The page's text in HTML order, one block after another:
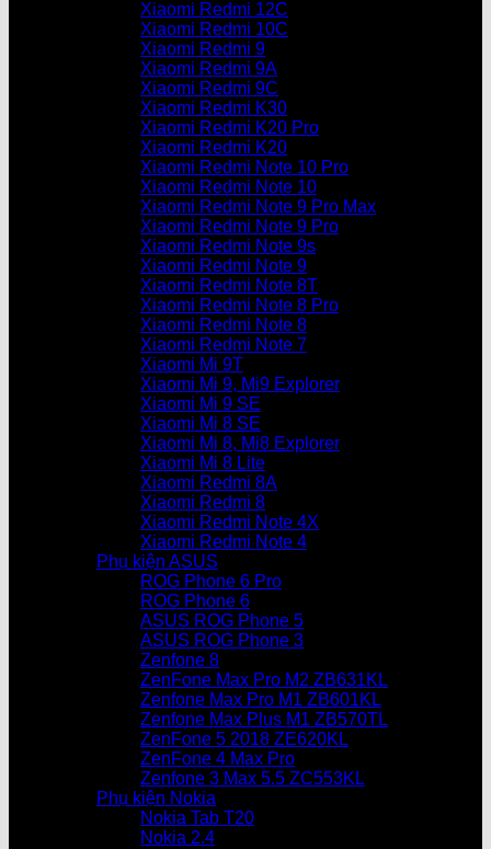
Xiaomi Redmi 12C
Xiaomi Redmi 10C
Xiaomi Redmi 9
Xiaomi Redmi 9A
Xiaomi Redmi 9C
Xiaomi Redmi K30
Xiaomi Redmi K20 Pro
Xiaomi Redmi K20
Xiaomi Redmi Note 10 Pro
Xiaomi Redmi Note 10
Xiaomi Redmi Note 9 Pro Max
Xiaomi Redmi Note 9 Pro
Xiaomi Redmi Note 9s
Xiaomi Redmi Note 9
Xiaomi Redmi Note 8T
Xiaomi Redmi Note 8 Pro
Xiaomi Redmi Note 8
Xiaomi Redmi Note 7
Xiaomi Mi 9T
Xiaomi Mi 9, Mi9 Explorer
Xiaomi Mi 9 SE
Xiaomi Mi 8 SE
Xiaomi Mi 8, Mi8 Explorer
Xiaomi Mi 8 Lite
Xiaomi Redmi 8A
Xiaomi Redmi 8
Xiaomi Redmi Note 4X
Xiaomi Redmi Note 4
Phụ kiện ASUS
ROG Phone 6 Pro
ROG Phone 6
ASUS ROG Phone 5
ASUS ROG Phone 3
Zenfone 8
ZenFone Max Pro M2 ZB631KL
Zenfone Max Pro M1 ZB601KL
Zenfone Max Plus M1 ZB570TL
ZenFone 5 2018 ZE620KL
ZenFone 4 Max Pro
Zenfone 3 Max 5.5 ZC553KL
Phụ kiện Nokia
Nokia Tab T20
Nokia 2.4